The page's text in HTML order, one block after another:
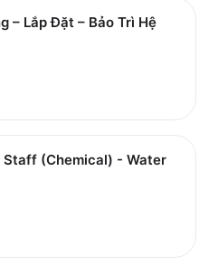
– Lắp Đặt – Bảo Trì Hệ
(Chemical) - Water